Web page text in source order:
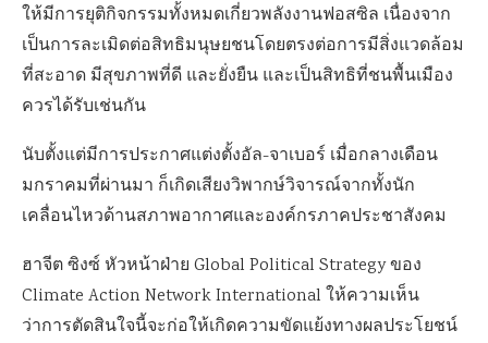
ให้มีการยุติกิจกรรมทั้งหมดเกี่ยวพลังงานฟอสซิล เนื่องจาก
เป็นการละเมิดต่อสิทธิมนุษยชนโดยตรงต่อการมีสิ่งแวดล้อม
ที่สะอาด มีสุขภาพที่ดี และยั่งยืน และเป็นสิทธิที่ชนพื้นเมือง
ควรได้รับเช่นกัน
นับตั้งแต่มีการประกาศแต่งตั้งอัล-จาเบอร์ เมื่อกลางเดือน
มกราคมที่ผ่านมา ก็เกิดเสียงวิพากษ์วิจารณ์จากทั้งนัก
เคลื่อนไหวด้านสภาพอากาศและองค์กรภาคประชาสังคม
ฮาจีต ซิงซ์ หัวหน้าฝ่าย Global Political Strategyของ
Climate Action Network International ให้ความเห็น
ว่าการตัดสินใจนี้จะก่อให้เกิดความขัดแย้งทางผลประโยชน์